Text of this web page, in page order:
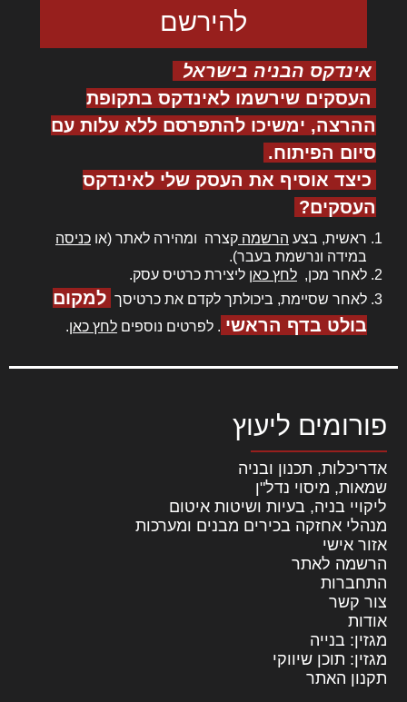
אינדקס הבניה בישראל
העסקים שירשמו לאינדקס בתקופת
ההרצה, ימשיכו להתפרסם ללא עלות עם
סיום הפיתוח.
כיצד אוסיף את העסק שלי לאינדקס
העסקים?
ראשית, בצע הרשמה קצרה ומהירה לאתר (או כניסה
במידה ונרשמת בעבר).
לאחר מכן, לחץ כאן ליצירת כרטיס עסק.
לאחר שסיימת, ביכולתך לקדם את כרטיסך למקום
בולט בדף הראשי . לפרטים נוספים לחץ כאן.
פורומים ליעוץ
אדריכלות, תכנון ובניה
שמאות, מיסוי נדל"ן
ליקויי בניה, בעיות ושיטות איטום
מנהלי אחזקה בכירים מבנים ומערכות
אזור אישי
הרשמה לאתר
התחברות
צור קשר
אודות
מגזין: בנייה
מגזין: תוכן שיווקי
תקנון האתר